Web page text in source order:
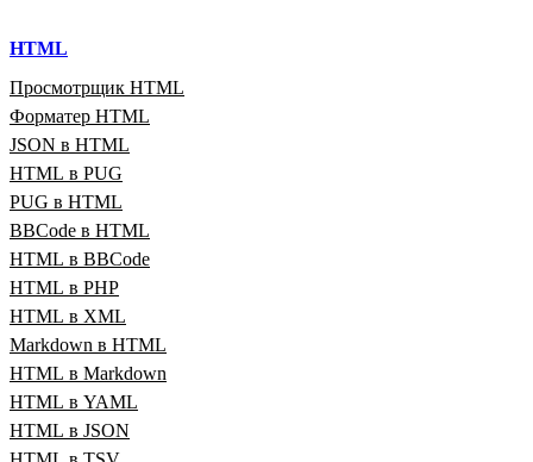
HTML
Просмотрщик HTML
Форматер HTML
JSON в HTML
HTML в PUG
PUG в HTML
BBCode в HTML
HTML в BBCode
HTML в PHP
HTML в XML
Markdown в HTML
HTML в Markdown
HTML в YAML
HTML в JSON